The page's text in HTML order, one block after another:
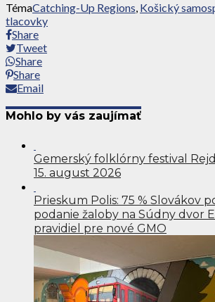
TémaCatching-Up Regions, Košický
tlacovky
Share
Tweet
Share
Share
Email
Mohlo by vás zaujímať
Gemerský folklórny festival
15. august 2026
Prieskum Polis: 75 % Slovákov
podanie žaloby na Súdny dvor
pravidiel pre nové GMO